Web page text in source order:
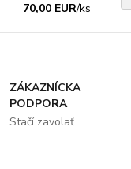
70,00 EUR/ks
ZÁKAZNÍCKA
PODPORA
Stačí zavolať